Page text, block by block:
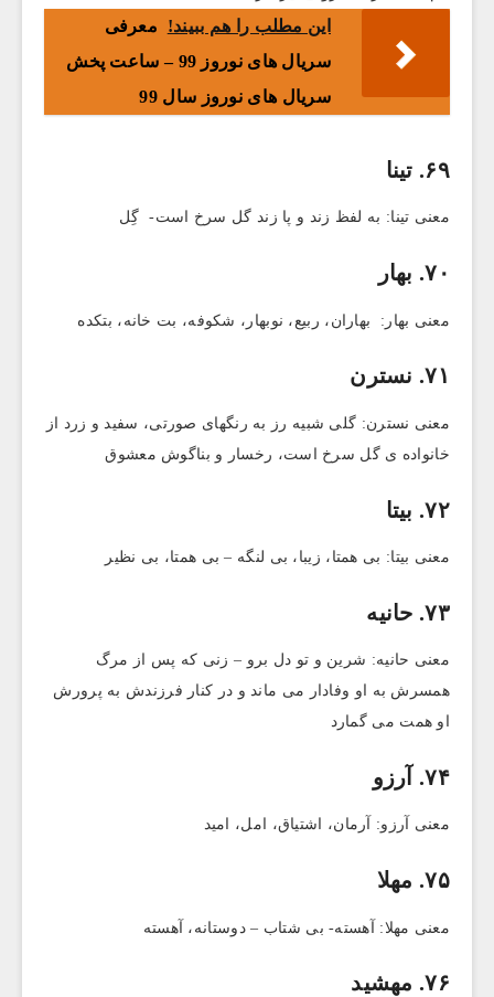
این مطلب را هم ببیند!
معرفی
سریال های نوروز 99 – ساعت پخش
سریال های نوروز سال 99
۶۹. تینا
معنی تینا: به لفظ زند و پا زند گل سرخ است- گِل
۷۰. بهار
معنی بهار: بهاران، ربیع، نوبهار، شکوفه، بت خانه، بتکده
۷۱. نسترن
معنی نسترن: گلی شبیه رز به رنگهای صورتی، سفید و زرد از
خانواده ی گل سرخ است، رخسار و بناگوش معشوق
۷۲. بیتا
معنی بیتا: ‎بی همتا، زیبا، بی لنگه – بی همتا، بی نظیر
۷۳. حانیه
معنی حانیه: شرین و تو دل برو – زنی که پس از مرگ
همسرش به او وفادار می ماند و در کنار فرزندش به پرورش
او همت می گمارد
۷۴. آرزو
معنی آرزو: آرمان، اشتیاق، امل، امید
۷۵. مهلا
معنی مهلا: آهسته- بی شتاب – دوستانه، آهسته
۷۶. مهشید